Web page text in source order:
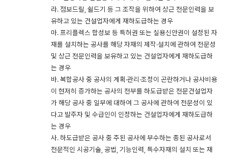
라. 점보드릴, 쉴드기 등 그 조작을 위하여 상근 전문인력을 보
유하고 있는 건설업자에게 재하도급하는 경우
마. 프리플렉스 합성보 등 특허권 또는 실용신안권이 설정된 자
재를 설치하는 공사를 해당 자재의 제작·설치에 관하여 전문성
및 상근 전문인력을 보유하고 있는 건설업자에게 재하도급하
는 경우
바. 복합공사 중 공사의 계획·관리·조정이 곤란하거나공사비용
이 현저히 증가하는 공사의 전부를 하도급받은 전문건설업자
가해당공사중 일부에 대하여 그 공사에 관하여 전문성이 있
다고 발주자 및 수급인이 인정하는 건설업자에게 재하도급하
는 경우
사. 하도급받은 공사 중 주된 공사에 부수하는 종된 공사로서
전문적인 시공기술, 공법, 기능인력, 특수자재의 설치 또는 재